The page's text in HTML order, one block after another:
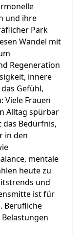
und ihre
Park
Wandel mit
Regeneration
innere
Gefühl,
Viele Frauen
Alltag spürbar
das Bedürfnis,
in den
mentale
heute zu
und
ist für
Berufliche